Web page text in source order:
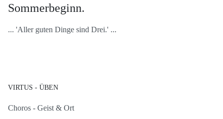
Sommerbeginn.
... 'Aller guten Dinge sind Drei.' ...
VIRTUS - ÜBEN
Choros - Geist & Ort